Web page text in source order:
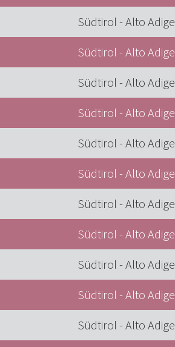
Südtirol - Alto Adige
Südtirol - Alto Adige
Südtirol - Alto Adige
Südtirol - Alto Adige
Südtirol - Alto Adige
Südtirol - Alto Adige
Südtirol - Alto Adige
Südtirol - Alto Adige
Südtirol - Alto Adige
Südtirol - Alto Adige
Südtirol - Alto Adige